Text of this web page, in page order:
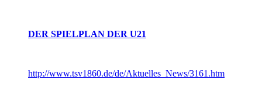
DER SPIELPLAN DER U21
http://www.tsv1860.de/de/Aktuelles_News/3161.htm